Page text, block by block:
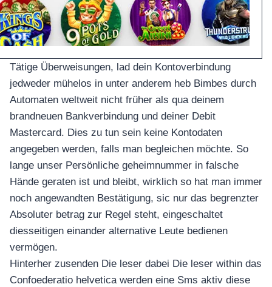
Tätige Überweisungen, lad dein Kontoverbindung
jedweder mühelos in unter anderem heb Bimbes durch
Automaten weltweit nicht früher als qua deinem
brandneuen Bankverbindung und deiner Debit
Mastercard. Dies zu tun sein keine Kontodaten
angegeben werden, falls man begleichen möchte. So
lange unser Persönliche geheimnummer in falsche
Hände geraten ist und bleibt, wirklich so hat man immer
noch angewandten Bestätigung, sic nur das begrenzter
Absoluter betrag zur Regel steht, eingeschaltet
diesseitigen einander alternative Leute bedienen
vermögen.
Hinterher zusenden Die leser dabei Die leser within das
Confoederatio helvetica werden eine Sms aktiv diese